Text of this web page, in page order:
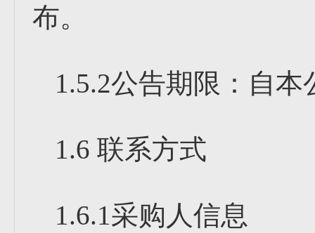
布。
1.5.2公告期限：自
1.6 联系方式
1.6.1采购人信息